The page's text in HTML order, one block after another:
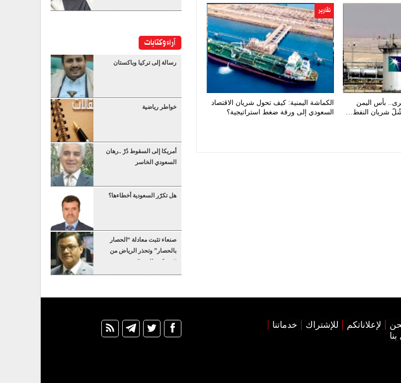
بأس اليمن
شريان النفط…
تقارير
الكماشة اليمنية: كيف تحول شريان الاقتصاد
السعودي إلى ورقة ضغط استراتيجية؟
آراء وكتابات
رسالة إلى تركيا وباكستان
خواطر رياضية
أمريكا إلى السقوط دُرْ ..رهان
السعودي الخاسر
هل تكرّر السعودية أخطاءها؟
صنعاء تثبت معادلة “الحصار
بالحصار” وتحذر الرياض من
“عسكرة البحر”
لإعلاناتكم للإشتراك
خدماتنا